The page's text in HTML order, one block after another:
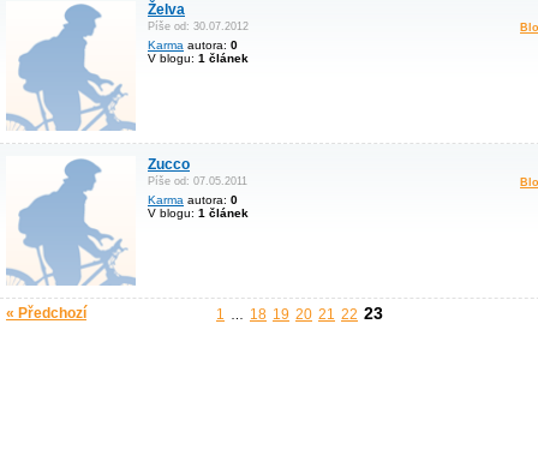
Želva
Píše od: 30.07.2012
Karma autora: 0
V blogu: 1 článek
Zucco
Píše od: 07.05.2011
Karma autora: 0
V blogu: 1 článek
« Předchozí 1 18 19 20 21 22 23